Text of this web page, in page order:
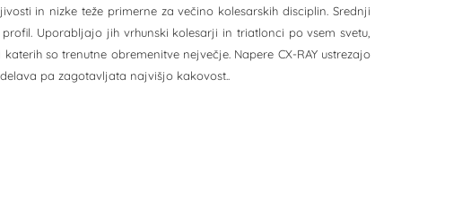
in nizke teže primerne za večino kolesarskih disciplin. Srednji
Uporabljajo jih vrhunski kolesarji in triatlonci po vsem svetu,
so trenutne obremenitve nejvečje. Napere CX-RAY ustrezajo
pa zagotavljata najvišjo kakovost..